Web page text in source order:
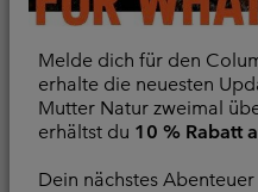
Melde dich für den
erhalte die neuesten
Mutter Natur zweimal
erhältst du 10 % Rabatt
Dein nächstes
Stealth Spring™
techisches Tank Top für
Männer